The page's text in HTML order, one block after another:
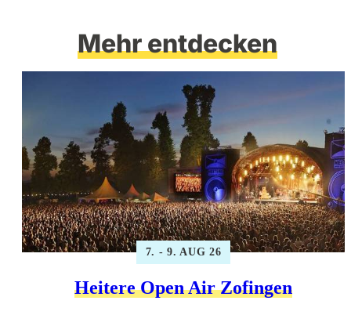
Mehr entdecken
7. - 9. AUG 26
Heitere Open Air Zofingen